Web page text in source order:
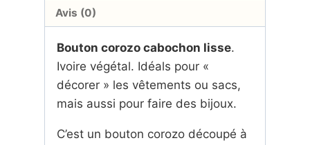
Avis (0)
Bouton corozo cabochon lisse.
Ivoire végétal. Idéals pour «
décorer » les vêtements ou sacs,
mais aussi pour faire des bijoux.
C’est un bouton corozo découpé à